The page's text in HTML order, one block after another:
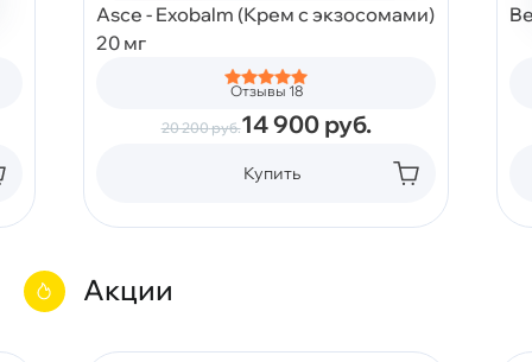
Asce - Exobalm (Крем с экзосомами)
20 мг
Отзывы 18
20 200руб.14 900 руб.
Купить
Акции